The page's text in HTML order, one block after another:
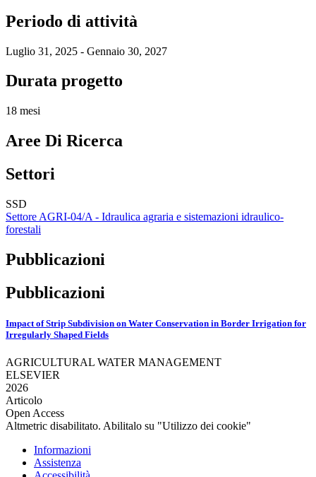
Periodo di attività
Luglio 31, 2025 - Gennaio 30, 2027
Durata progetto
18 mesi
Aree Di Ricerca
Settori
SSD
Settore AGRI-04/A - Idraulica agraria e sistemazioni idraulico-
forestali
Pubblicazioni
Pubblicazioni
Impact of Strip Subdivision on Water Conservation in Border Irrigation for
Irregularly Shaped Fields
AGRICULTURAL WATER MANAGEMENT
ELSEVIER
2026
Articolo
Open Access
Altmetric disabilitato. Abilitalo su "Utilizzo dei cookie"
Informazioni
Assistenza